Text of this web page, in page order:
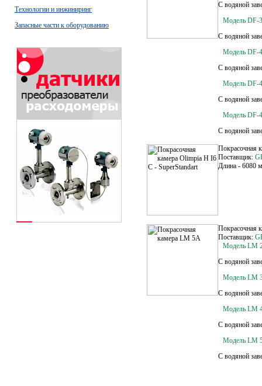
Технологии и инжиниринг
Запасные части к оборудованию
С водяной
Модель DF-3
С водяной
Модель DF-4
С водяной
Модель DF-
С водяной
Модель DF-
С водяной
Покрасочная
Поставщик:
Длина - 6080
Покрасочная
Поставщик:
Модель LM
С водяной
Модель LM
С водяной
Модель LM
С водяной
Модель LM
С водяной